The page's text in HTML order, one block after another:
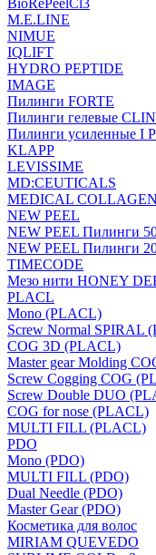
BioRePeelCl3
M.E.LINE
NIMUE
IQLIFT
HYDRO PEPTIDE
IMAGE
Пилинги FORTE
Пилинги гелевые
Пилинги усиленные I
KLAPP
LEVISSIME
MD:CEUTICALS
MEDICAL
NEW PEEL
NEW PEEL Пилинги
NEW PEEL Пилинги
TIMECODE
Мезо нити HONEY
PLACL
Mono (PLACL)
Screw Normal SPIRAL
COG 3D (PLACL)
Master gear Molding
Screw Cogging COG
Screw Double DUO
COG for nose (PLACL)
MULTI FILL (PLACL)
PDO
Mono (PDO)
MULTI FILL (PDO)
Dual Needle (PDO)
Master Gear (PDO)
Косметика для волос
MIRIAM QUEVEDO